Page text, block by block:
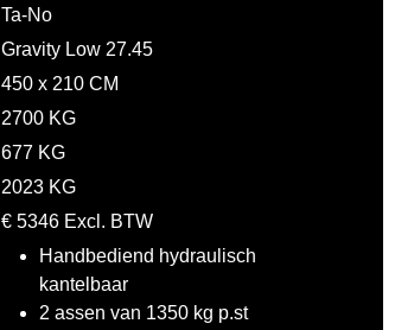
Ta-No
Gravity Low 27.45
450 x 210 CM
2700 KG
677 KG
2023 KG
€ 5346 Excl. BTW
Handbediend hydraulisch
kantelbaar
2 assen van 1350 kg p.st